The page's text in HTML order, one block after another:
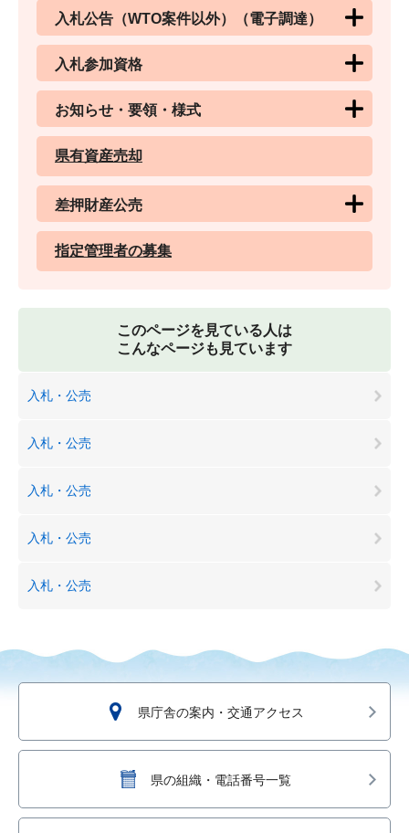
入札公告（WTO案件以外）（電子調達）
入札参加資格
お知らせ・要領・様式
県有資産売却
差押財産公売
指定管理者の募集
このページを見ている人は
こんなページも見ています
入札・公売
入札・公売
入札・公売
入札・公売
入札・公売
県庁舎の案内・交通アクセス
県の組織・電話番号一覧